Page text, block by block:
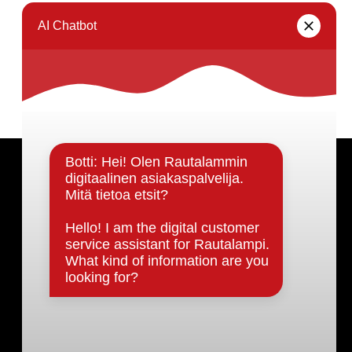
Seuraava sivu →
Päätöksenteko ja lähidemokratia
Päätökset, esityslistat & pöytäkirjat
Hallinto
Kunnanhallitus
Kunnanvaltuusto